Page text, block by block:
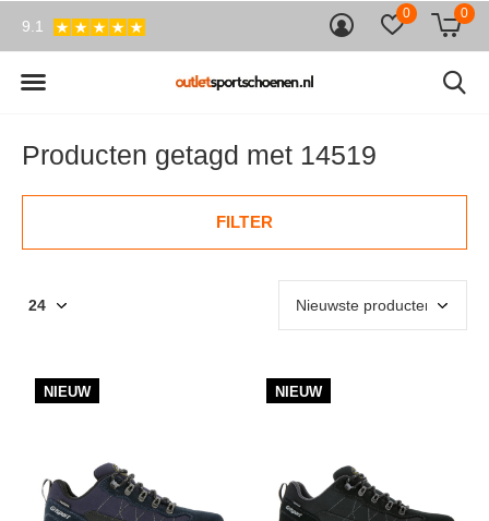
0 0
9.1
Producten getagd met 14519
FILTER
NIEUW NIEUW